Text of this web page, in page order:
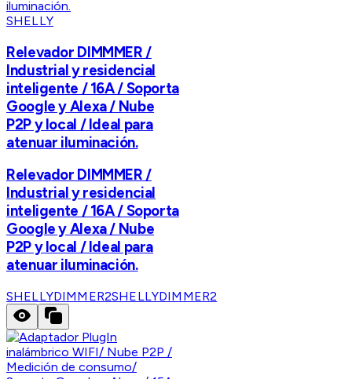
SHELLY
Relevador DIMMMER /
Industrial y residencial
inteligente / 16A / Soporta
Google y Alexa / Nube
P2P y local / Ideal para
atenuar iluminación.
Relevador DIMMMER /
Industrial y residencial
inteligente / 16A / Soporta
Google y Alexa / Nube
P2P y local / Ideal para
atenuar iluminación.
SHELLYDIMMER2SHELLYDIMMER2